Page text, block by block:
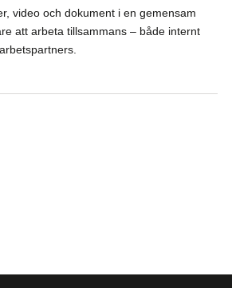
video och dokument i en gemensam
att arbeta tillsammans – både internt